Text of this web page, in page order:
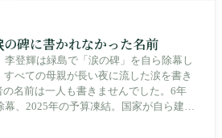
碑に書かれなかった名前
李登輝は緑島で「涙の碑」を自ら除幕し
すべての母親が長い夜に流した涙を書き
名前は一人も書きませんでした。6年
幕、2025年の予算凍結。国家が自ら建
念する博物館です。しかし解厳から39